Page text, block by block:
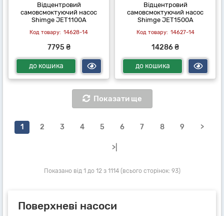
Відцентровий
самовсмоктуючий насос
Shimge JET1100A
14628-14
7795 ₴
до кошика
Відцентровий
самовсмоктуючий насос
Shimge JET1500A
14627-14
14286 ₴
до кошика
Показати ще
1 2 3 4 5 6 7 8 9 >
>|
Показано від 1 до 12 з 1114 (всього сторінок: 93)
Поверхневі насоси